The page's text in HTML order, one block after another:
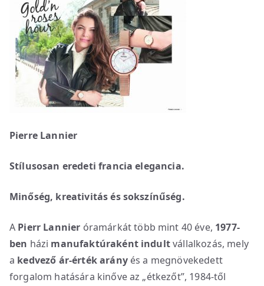
Pierre Lannier
Stílusosan eredeti francia elegancia.
Minőség, kreativitás és sokszínűség.
A Pierr Lannier óramárkát több mint 40 éve, 1977-
ben házi manufaktúraként indultvállalkozás, mely
a kedvező ár-érték arányés a megnövekedett
forgalom hatására kinőve az „étkezőt”, 1984-től